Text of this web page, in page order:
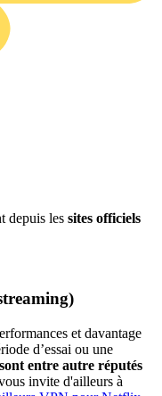
depuis les sites officiels
et davantage
d’essai ou une
entre autre réputés
invite d'ailleurs à